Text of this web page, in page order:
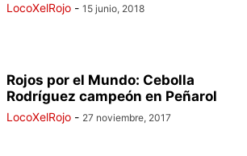
LocoXelRojo - 15 junio, 2018
Rojos por el Mundo: Cebolla
Rodríguez campeón en Peñarol
LocoXelRojo - 27 noviembre, 2017